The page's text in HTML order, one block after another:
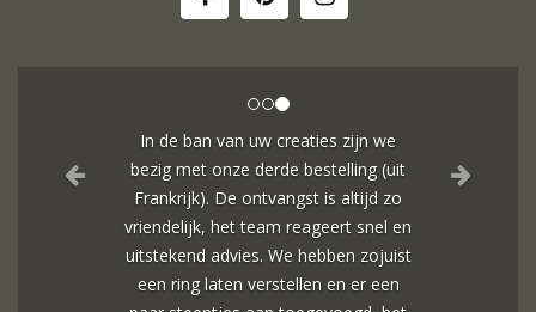
In de ban van uw creaties zijn we
bezig met onze derde bestelling (uit
Frankrijk). De ontvangst is altijd zo
vriendelijk, het team reageert snel en
uitstekend advies. We hebben zojuist
een ring laten verstellen en er een